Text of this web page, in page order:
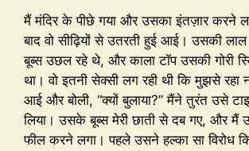
मैं मंदिर के पीछे गया और उसका इंतज़ार करने
बाद वो सीढ़ियों से उतरती हुई आई। उसकी
बूब्स उछल रहे थे, और काला टॉप उसकी गोरी
था। वो इतनी सेक्सी लग रही थी कि मुझसे रहा
आई और बोली, “क्यों बुलाया?” मैंने तुरंत उसे
लिया। उसके बूब्स मेरी छाती से दब गए, और मैं
फील करने लगा। पहले उसने हल्का सा विरोध